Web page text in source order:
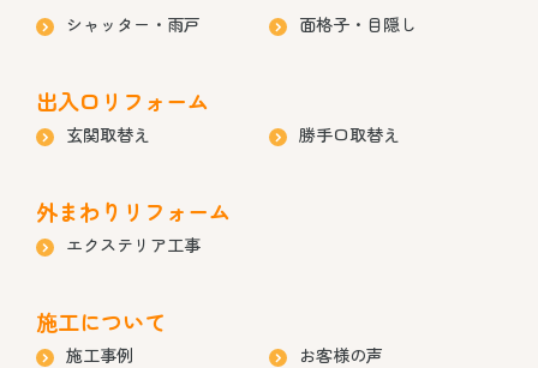
シャッター・雨戸
面格子・目隠し
出入口リフォーム
玄関取替え 勝手口取替え
外まわりリフォーム
エクステリア工事
施工について
施工事例
お客様の声